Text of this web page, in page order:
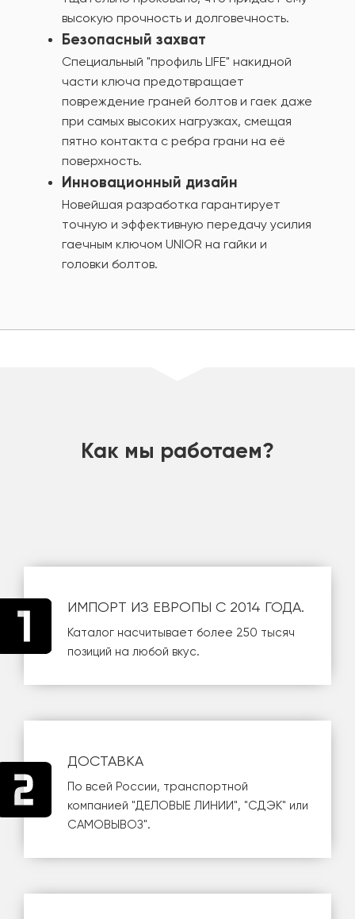
высокую прочность и долговечность.
Безопасный захват
Специальный "профиль LIFE" накидной
части ключа предотвращает
повреждение граней болтов и гаек даже
при самых высоких нагрузках, смещая
пятно контакта с ребра грани на её
поверхность.
Инновационный дизайн
Новейшая разработка гарантирует
точную и эффективную передачу усилия
гаечным ключом UNIOR на гайки и
головки болтов.
Как мы работаем?
ИМПОРТ ИЗ ЕВРОПЫ С 2014 ГОДА.
Каталог насчитывает более 250 тысяч
позиций на любой вкус.
ДОСТАВКА
По всей России, транспортной
компанией "ДЕЛОВЫЕ ЛИНИИ", "СДЭК" или
САМОВЫВОЗ".